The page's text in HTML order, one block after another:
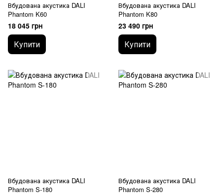
Вбудована акустика DALI
Phantom K60
18 045 грн
Купити
Вбудована акустика DALI
Phantom K80
23 490 грн
Купити
Вбудована акустика DALI
Phantom S-180
Вбудована акустика DALI
Phantom S-280